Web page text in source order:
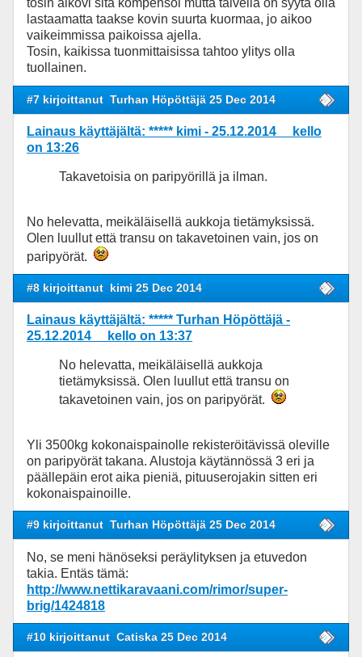
tosin alkovi sitä kompensoi mutta talvella on syytä olla
lastaamatta taakse kovin suurta kuormaa, jo aikoo
vaikeimmissa paikoissa ajella.
Tosin, kaikissa tuonmittaisissa tahtoo ylitys olla
tuollainen.
#7 kirjoittanut Turhan Höpöttäjä 25 Dec 2014
Lainaus käyttäjältä: ***** kimi - 25.12.2014 kello
on 13:26
Takavetoisia on paripyörillä ja ilman.
No helevatta, meikäläisellä aukkoja tietämyksissä.
Olen luullut että transu on takavetoinen vain, jos on
paripyörät.
#8 kirjoittanut kimi 25 Dec 2014
Lainaus käyttäjältä: ***** Turhan Höpöttäjä -
25.12.2014 kello on 13:37
No helevatta, meikäläisellä aukkoja
tietämyksissä. Olen luullut että transu on
takavetoinen vain, jos on paripyörät.
Yli 3500kg kokonaispainolle rekisteröitävissä oleville
on paripyörät takana. Alustoja käytännössä 3 eri ja
päällepäin erot aika pieniä, pituuserojakin sitten eri
kokonaispainoille.
#9 kirjoittanut Turhan Höpöttäjä 25 Dec 2014
No, se meni hänöseksi peräylityksen ja etuvedon
takia. Entäs tämä:
http://www.nettikaravaani.com/rimor/super-
brig/1424818
#10 kirjoittanut Catiska 25 Dec 2014